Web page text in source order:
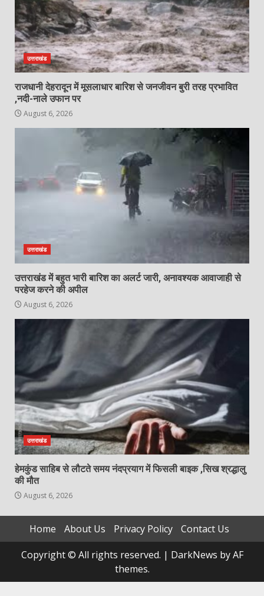
उत्तराखंड
राजधानी देहरादून में मूसलाधार बारिश से जनजीवन बुरी तरह प्रभावित
,नदी-नाले उफान पर
August 6, 2026
उत्तराखंड
उत्तराखंड में बहुत भारी बारिश का अलर्ट जारी, अनावश्यक आवाजाही से
परहेज करने की अपील
August 6, 2026
उत्तराखंड
हेमकुंड साहिब से लौटते समय नंदप्रयाग में फिसली बाइक ,सिख श्रद्धालु
की मौत
August 6, 2026
Home About Us Privacy Policy
Contact Us
Copyright © All rights reserved. | DarkNews by AF
themes.